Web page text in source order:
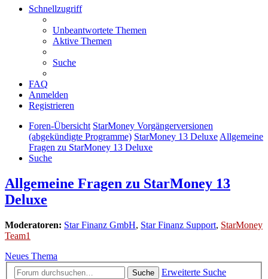
Schnellzugriff
Unbeantwortete Themen
Aktive Themen
Suche
FAQ
Anmelden
Registrieren
Foren-Übersicht StarMoney Vorgängerversionen
(abgekündigte Programme) StarMoney 13 DeluxeAllgemeine
Fragen zu StarMoney 13 Deluxe
Suche
Allgemeine Fragen zu StarMoney 13
Deluxe
Moderatoren: Star Finanz GmbH, Star Finanz Support, StarMoney
Team1
Neues Thema
Suche
Erweiterte Suche